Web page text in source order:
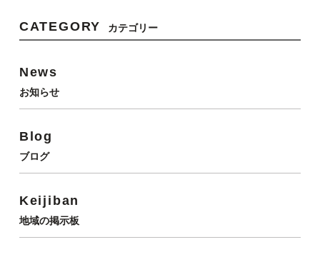
CATEGORY カテゴリー
News
お知らせ
Blog
ブログ
Keijiban
地域の掲示板